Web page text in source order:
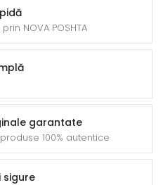
NOVA POSHTA
garantate
100% autentice
sigure